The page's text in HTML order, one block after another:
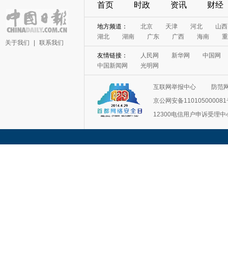
关于我们 联系我们
首页 时政 资讯 财经
地方频道： 北京 天津 河北
山西
湖北
湖南 广东 广西 海南
友情链接： 人民网 新华网
中国网
中国新闻网
光明网
互联网举报中心
防范
京公网安备110105000081
12300电信用户申诉受理中